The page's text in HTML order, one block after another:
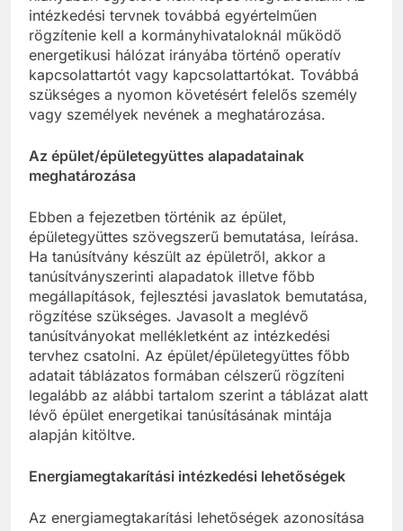
intézkedési tervnek továbbá egyértelműen
rögzítenie kell a kormányhivataloknál működő
energetikusi hálózat irányába történő operatív
kapcsolattartót vagy kapcsolattartókat. Továbbá
szükséges a nyomon követésért felelős személy
vagy személyek nevének a meghatározása.
Az épület/épületegyüttes alapadatainak
meghatározása
Ebben a fejezetben történik az épület,
épületegyüttes szövegszerű bemutatása, leírása.
Ha tanúsítvány készült az épületről, akkor a
tanúsítványszerinti alapadatok illetve főbb
megállapítások, fejlesztési javaslatok bemutatása,
rögzítése szükséges. Javasolt a meglévő
tanúsítványokat mellékletként az intézkedési
tervhez csatolni. Az épület/épületegyüttes főbb
adatait táblázatos formában célszerű rögzíteni
legalább az alábbi tartalom szerint a táblázat alatt
lévő épület energetikai tanúsításának mintája
alapján kitöltve.
Energiamegtakarítási intézkedési lehetőségek
Az energiamegtakarítási lehetőségek azonosítása